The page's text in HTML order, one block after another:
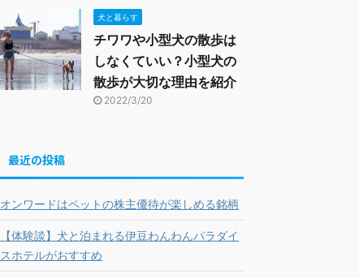
犬と暮らす
チワワや小型犬の散歩は
しなくていい？小型犬の
散歩が大切な理由を紹介
2022/3/20
最近の投稿
オンワードはペットの株主優待が楽しめる銘柄
【体験談】犬と泊まれる伊豆わんわんパラダイ
スホテルがおすすめ